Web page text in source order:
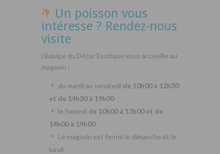
Un poisson vous
intéresse ? Rendez-nous
visite
L’équipe du Décor Exotique vous accueille au
magasin :
du mardi au vendredi de 10h00 à 12h30
et de 14h30 à 19h00
le Samedi de 10h00 à 13h00 et de
14h00 à 19h00
Le magasin est fermé le dimanche et le
lundi